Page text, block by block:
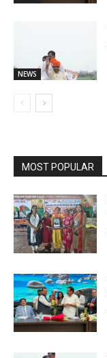
NEWS
MOST POPULAR